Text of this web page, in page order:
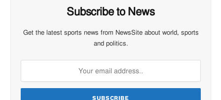
Subscribe to News
Get the latest sports news from NewsSite about world, sports
and politics.